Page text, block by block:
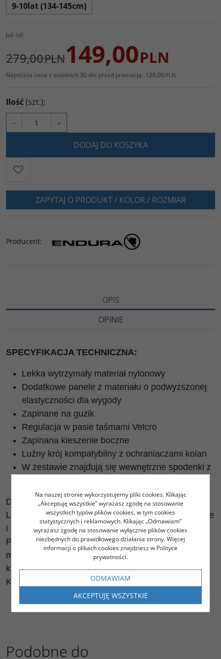
9-10lat (134-145cm)
Już od:
279,00PLN149,00PLN
Najniższa cena z ostatnich 30 dni przed promocją: 129,00 PLN
Ilość(szt.):
− +
DODAJ DO KOSZYKA
ZAPYTAJ O PRODUKT / KOLOR / ROZMIAR
Producent:
OPIS
OPINIE
SPECYFIKACJA TECHNICZNA:
Lekka wytrzymały materiał nylonowy
Dodatkowe panele z materiału o podwyższonej
elastyczności dla wygody
Zapinane na guzik
Regulacja w pasie taśmami Velcro
Zapinana kieszenie boczne
Luźny krój kompatybilny z ochraniaczami kolan
W zestawie znajdują się wewnętrzne spodenki z
Dziecięcy odpowiednich dorosłych szortów MT500.
Lekkie, trwałe szorty do jazdy po ścieżkach w terenie
i nie tylko.
Posiadają regulację w pasie, zapinane kieszenie i
mają krój pozwalający na założenie ochraniaczy
kolan.
Kolorystyka spójna z dorosłymi modelami.
Podobne do
Na naszej stronie wykorzystujemy pliki cookies. Klikając
„Akceptuję wszystkie” wyrażasz zgodę na stosowanie
wszystkich typów plików cookies, w tym cookies
statystycznych i reklamowych. Klikając „Odmawiam”
wyrażasz zgodę na stosowanie wyłącznie plików cookies
niezbędnych do prawidłowego działania strony. Więcej
informacji o plikach cookies znajdziesz w Polityce
prywatności.
ODMAWIAM
AKCEPTUJĘ WSZYSTKIE